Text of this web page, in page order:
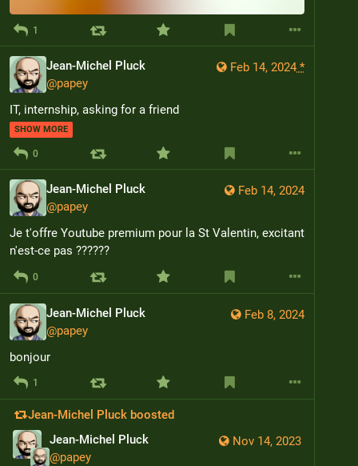
1
Feb 14, 2024 *
Jean-Michel Pluck
@papey
IT, internship, asking for a friend
SHOW MORE
0
Feb 14, 2024
Jean-Michel Pluck
@papey
Je t'offre Youtube premium pour la St Valentin, excitant
n'est-ce pas ??????
0
Feb 8, 2024
Jean-Michel Pluck
@papey
bonjour
1
Jean-Michel Pluck boosted
Nov 14, 2023
Jean-Michel Pluck
@papey